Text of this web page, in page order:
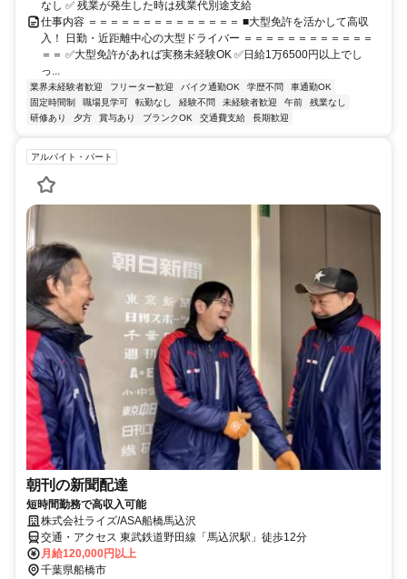
なし ✅ 残業が発生した時は残業代別途支給
仕事内容 ＝＝＝＝＝＝＝＝＝＝＝＝＝＝ ■大型免許を活かして高収
入！ 日勤・近距離中心の大型ドライバー ＝＝＝＝＝＝＝＝＝＝＝＝
＝＝ ✅大型免許があれば実務未経験OK ✅日給1万6500円以上でし
っ...
業界未経験者歓迎 フリーター歓迎 バイク通勤OK 学歴不問
車通勤OK
固定時間制
職場見学可 転勤なし 経験不問 未経験者歓迎 午前
残業なし
研修あり
夕方 賞与あり ブランクOK 交通費支給 長期歓迎
アルバイト・パート
朝刊の新聞配達
短時間勤務で高収入可能
株式会社ライズ/ASA船橋馬込沢
交通・アクセス 東武鉄道野田線「馬込沢駅」徒歩12分
月給120,000円以上
千葉県船橋市